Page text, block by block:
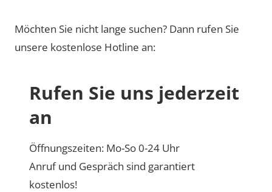
Möchten Sie nicht lange suchen? Dann rufen Sie
unsere kostenlose Hotline an:
Rufen Sie uns jederzeit
an
Öffnungszeiten: Mo-So 0-24 Uhr
Anruf und Gespräch sind garantiert
kostenlos!